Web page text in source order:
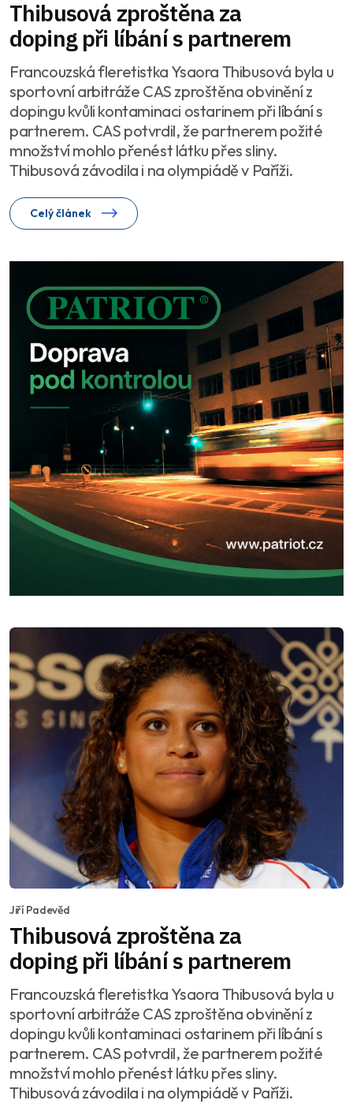
Thibusová zproštěna za
doping při líbání s partnerem
Francouzská fleretistka Ysaora Thibusová byla u
sportovní arbitráže CAS zproštěna obvinění z
dopingu kvůli kontaminaci ostarinem při líbání s
partnerem. CAS potvrdil, že partnerem požité
množství mohlo přenést látku přes sliny.
Thibusová závodila i na olympiádě v Paříži.
Celý článek
Jiří Padevěd
Thibusová zproštěna za
doping při líbání s partnerem
Francouzská fleretistka Ysaora Thibusová byla u
sportovní arbitráže CAS zproštěna obvinění z
dopingu kvůli kontaminaci ostarinem při líbání s
partnerem. CAS potvrdil, že partnerem požité
množství mohlo přenést látku přes sliny.
Thibusová závodila i na olympiádě v Paříži.